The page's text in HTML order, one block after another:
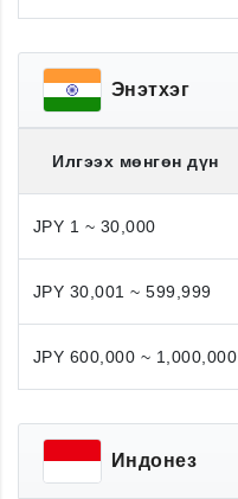
Энэтхэг
Илгээх мөнгөн дүн
JPY 1 ~ 30,000
JPY 30,001 ~ 599,999
JPY 600,000 ~ 1,000,000
Индонез